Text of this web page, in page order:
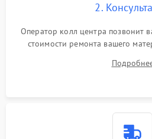
2.
Оператор колл центра позвонит
стоимости ремонта вашего